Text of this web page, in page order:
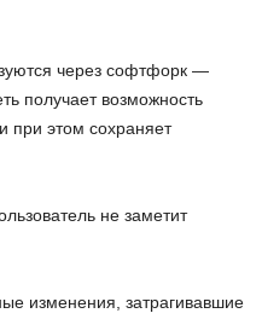
через софтфорк —
получает возможность
при этом сохраняет
не заметит
изменения, затрагивавшие